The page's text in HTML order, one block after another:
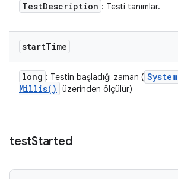
TestDescription : Testi tanımlar.
startTime
long : Testin başladığı zaman ( System
Millis( ) üzerinden ölçülür)
testStarted